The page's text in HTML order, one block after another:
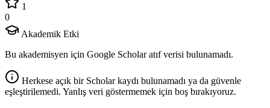
1
0
Akademik Etki
Bu akademisyen için Google Scholar atıf verisi bulunamadı.
Herkese açık bir Scholar kaydı bulunamadı ya da güvenle
eşleştirilemedi. Yanlış veri göstermemek için boş bırakıyoruz.